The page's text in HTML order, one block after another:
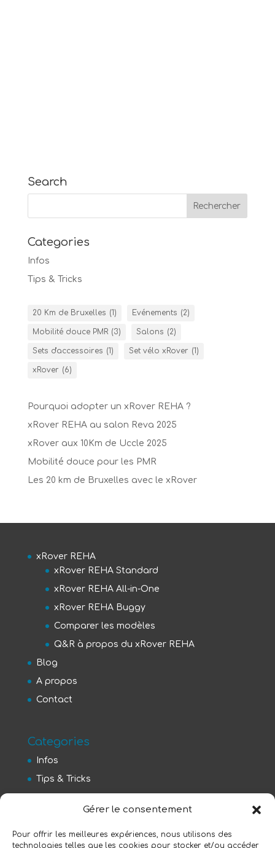
Gérer le consentement
Pour offrir les meilleures expériences, nous utilisons des
technologies telles que les cookies pour stocker et/ou accéder
Search
Categories
Infos
Tips & Tricks
20 Km de Bruxelles (1) Evénements (2)
Mobilité douce PMR (3) Salons (2)
Sets d'accessoires (1) Set vélo xRover (1)
xRover (6)
Pourquoi adopter un xRover REHA ?
xRover REHA au salon Reva 2025
xRover aux 10Km de Uccle 2025
Mobilité douce pour les PMR
Les 20 km de Bruxelles avec le xRover
xRover REHA
xRover REHA Standard
xRover REHA All-in-One
xRover REHA Buggy
Comparer les modèles
Q&R à propos du xRover REHA
Blog
A propos
Contact
Categories
Infos
Tips & Tricks
xRover REHA au salon Reva 2025